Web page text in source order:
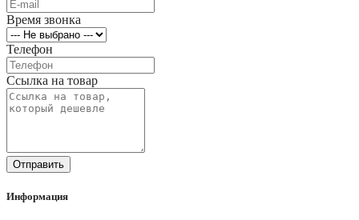
Время звонка
Телефон
Ссылка на товар
Отправить
Информация